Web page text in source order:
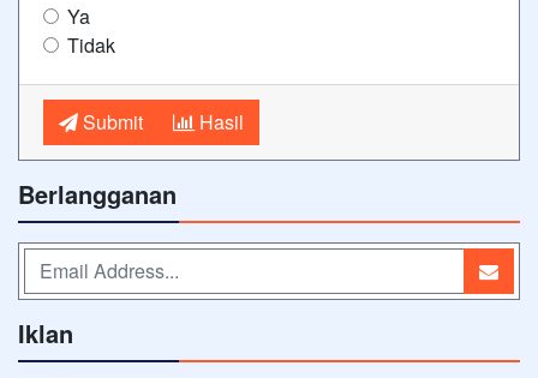
Ya
Tidak
Submit Hasil
Berlangganan
Iklan